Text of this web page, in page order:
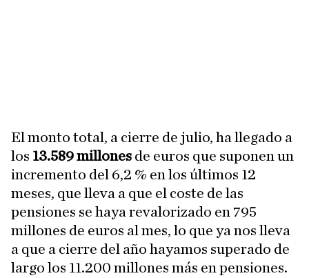
El monto total, a cierre de julio, ha llegado a
los 13.589 millones de euros que suponen un
incremento del 6,2 % en los últimos 12
meses, que lleva a que el coste de las
pensiones se haya revalorizado en 795
millones de euros al mes, lo que ya nos lleva
a que a cierre del año hayamos superado de
largo los 11.200 millones más en pensiones.